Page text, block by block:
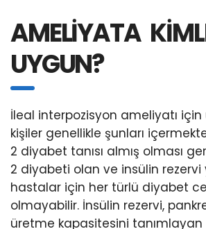
AMELİYATA
UYGUN?
İleal interpozisyon ameliyatı
kişiler genellikle şunları
2 diyabet tanısı almış olması
2 diyabeti olan ve insülin rezervi
hastalar için her türlü diyabet
olmayabilir. İnsülin rezervi,
üretme kapasitesini tanımlayan